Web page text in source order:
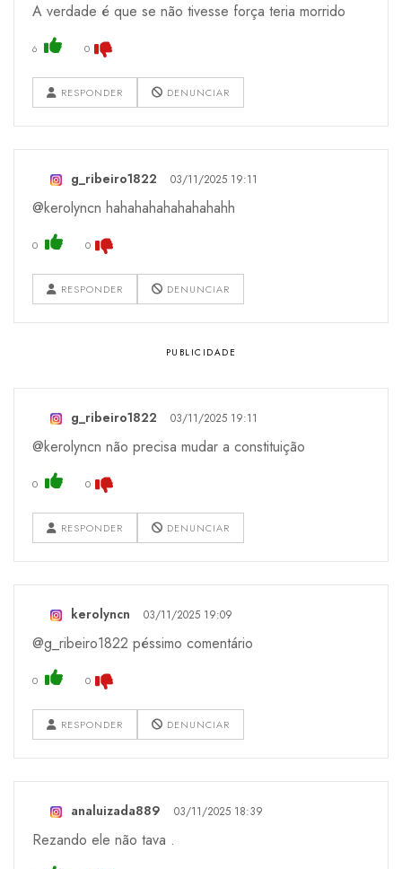
A verdade é que se não tivesse força teria morrido
6 0
RESPONDER DENUNCIAR
g_ribeiro1822 03/11/2025 19:11
@kerolyncn hahahahahahahahahh
0 0
RESPONDER DENUNCIAR
g_ribeiro1822 03/11/2025 19:11
@kerolyncn não precisa mudar a constituição
0 0
RESPONDER DENUNCIAR
kerolyncn 03/11/2025 19:09
@g_ribeiro1822 péssimo comentário
0 0
RESPONDER DENUNCIAR
analuizada889 03/11/2025 18:39
Rezando ele não tava .